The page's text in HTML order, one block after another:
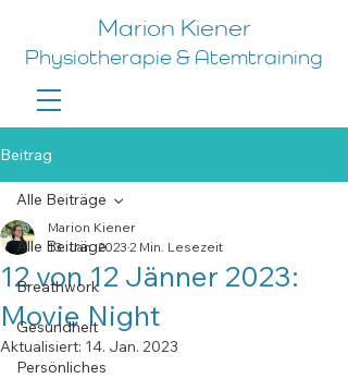
Marion Kiener
Physiotherapie & Atemtraining
Beitrag
Alle Beiträge
Breathwork
Gesundheit
Persönliches
Alle Beiträge
12 von 12 Jänner 2023:
Movie Night
Marion Kiener
13. Jan. 2023 2 Min. Lesezeit
Aktualisiert: 14. Jan. 2023